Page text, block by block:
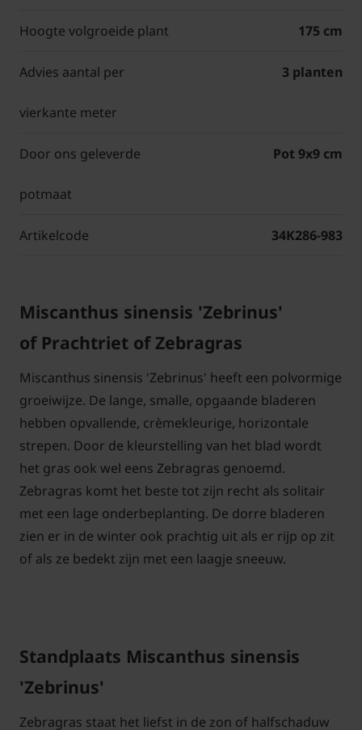
Hoogte volgroeide plant 175 cm
Advies aantal per
vierkante meter
3 planten
Door ons geleverde
potmaat
Pot 9x9 cm
Artikelcode 34K286-983
Miscanthus sinensis 'Zebrinus'
of Prachtriet of Zebragras
Miscanthus sinensis 'Zebrinus' heeft een polvormige
groeiwijze. De lange, smalle, opgaande bladeren
hebben opvallende, crèmekleurige, horizontale
strepen. Door de kleurstelling van het blad wordt
het gras ook wel eens Zebragras genoemd.
Zebragras komt het beste tot zijn recht als solitair
met een lage onderbeplanting. De dorre bladeren
zien er in de winter ook prachtig uit als er rijp op zit
of als ze bedekt zijn met een laagje sneeuw.
Standplaats Miscanthus sinensis
'Zebrinus'
Zebragras staat het liefst in de zon of halfschaduw